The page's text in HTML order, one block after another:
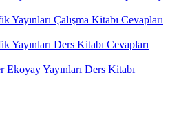
Yayınları Çalışma Kitabı Cevapları
Yayınları Ders Kitabı Cevapları
Ekoyay Yayınları Ders Kitabı